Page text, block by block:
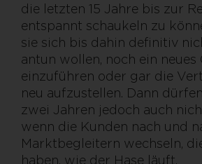
die letzten 15 Jahre bis zur
entspannt schaukeln zu
sie sich bis dahin definitiv
antun wollen, noch ein neues
einzuführen oder gar die
neu aufzustellen. Dann
zwei Jahren jedoch auch
wenn die Kunden nach und
Marktbegleitern wechseln,
haben, wie der Hase läuft.